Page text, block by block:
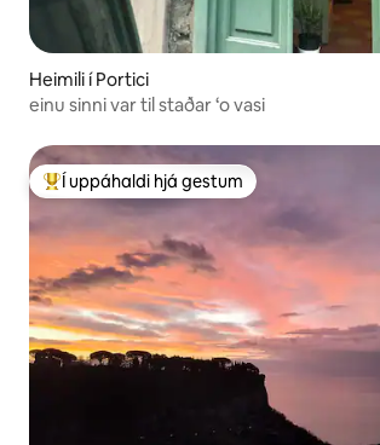
Heimili í Portici
einu sinni var til staðar ‘o vasi
Í mestu uppáhaldi hjá gestum
Í uppáhaldi hjá gestum